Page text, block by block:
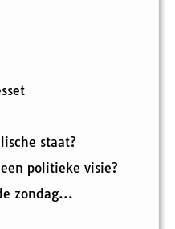
staat?
politieke visie?
zondag...